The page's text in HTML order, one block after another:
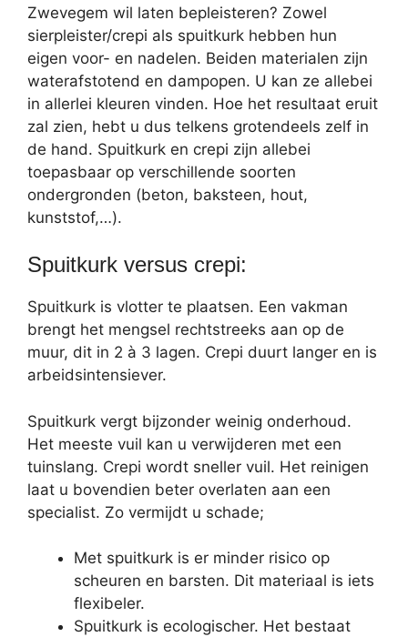
Zwevegem wil laten bepleisteren? Zowel
sierpleister/crepi als spuitkurk hebben hun
eigen voor- en nadelen. Beiden materialen zijn
waterafstotend en dampopen. U kan ze allebei
in allerlei kleuren vinden. Hoe het resultaat eruit
zal zien, hebt u dus telkens grotendeels zelf in
de hand. Spuitkurk en crepi zijn allebei
toepasbaar op verschillende soorten
ondergronden (beton, baksteen, hout,
kunststof,…).
Spuitkurk versus crepi:
Spuitkurk is vlotter te plaatsen. Een vakman
brengt het mengsel rechtstreeks aan op de
muur, dit in 2 à 3 lagen. Crepi duurt langer en is
arbeidsintensiever.
Spuitkurk vergt bijzonder weinig onderhoud.
Het meeste vuil kan u verwijderen met een
tuinslang. Crepi wordt sneller vuil. Het reinigen
laat u bovendien beter overlaten aan een
specialist. Zo vermijdt u schade;
Met spuitkurk is er minder risico op
scheuren en barsten. Dit materiaal is iets
flexibeler.
Spuitkurk is ecologischer. Het bestaat